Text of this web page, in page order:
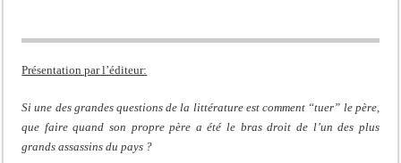
Présentation par l’éditeur:
Si une des grandes questions de la littérature est comment “tuer” le père,
que faire quand son propre père a été le bras droit de l’un des plus
grands assassins du pays ?